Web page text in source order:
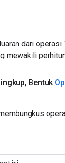
dari
mewakili
lingkup, Bentuk